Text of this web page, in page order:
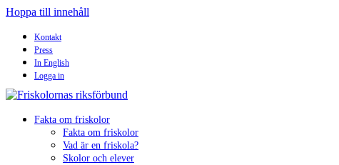
Hoppa till innehåll
Kontakt
Press
In English
Logga in
Fakta om friskolor
Fakta om friskolor
Vad är en friskola?
Skolor och elever